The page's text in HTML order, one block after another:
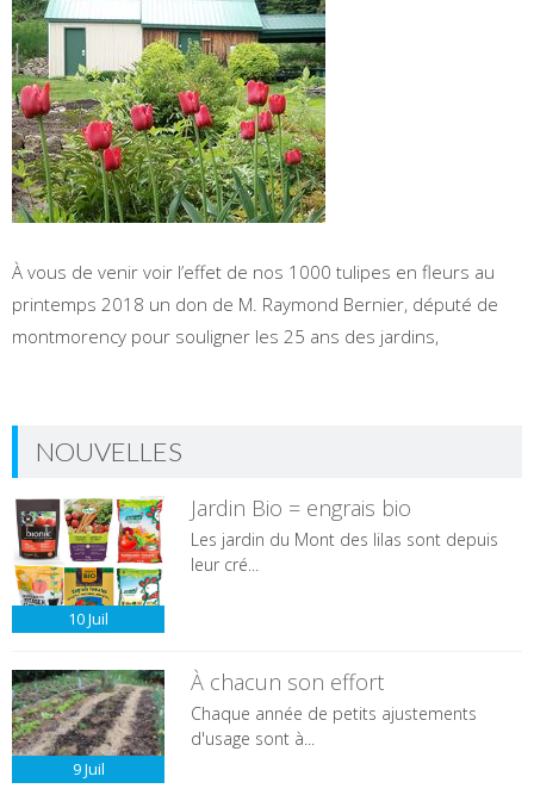
À vous de venir voir l’effet de nos 1000 tulipes en fleurs au
printemps 2018 un don de M. Raymond Bernier, député de
montmorency pour souligner les 25 ans des jardins,
NOUVELLES
10Juil
Jardin Bio = engrais bio
Les jardin du Mont des lilas sont depuis
leur cré...
9Juil
À chacun son effort
Chaque année de petits ajustements
d'usage sont à...